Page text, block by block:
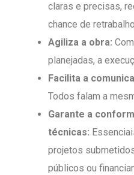
claras e precisas,
chance de
Agiliza a obra:
planejadas, a
Facilita a
Todos falam a
Garante a
técnicas:
projetos
públicos ou